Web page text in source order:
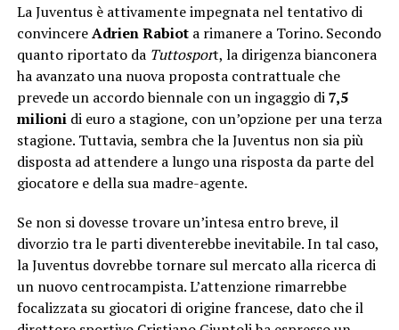
La Juventus è attivamente impegnata nel tentativo di
convincereAdrien Rabiota rimanere a Torino. Secondo
quanto riportato da Tuttosport, la dirigenza bianconera
ha avanzato una nuova proposta contrattuale che
prevede un accordo biennale con un ingaggio di7,5
milioni di euro a stagione, con un’opzione per una terza
stagione. Tuttavia, sembra che la Juventus non sia più
disposta ad attendere a lungo una risposta da parte del
giocatore e della sua madre-agente.
Se non si dovesse trovare un’intesa entro breve, il
divorzio tra le parti diventerebbe inevitabile. In tal caso,
la Juventus dovrebbe tornare sul mercato alla ricerca di
un nuovo centrocampista. L’attenzione rimarrebbe
focalizzata su giocatori di origine francese, dato che il